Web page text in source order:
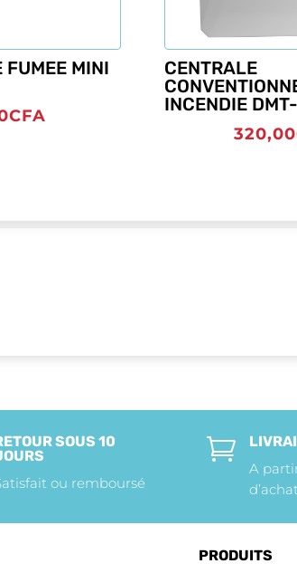
FUMEE MINI
CFA
CENTRALE
INCENDIE
SOUS 10
ou remboursé

A
PRODUITS